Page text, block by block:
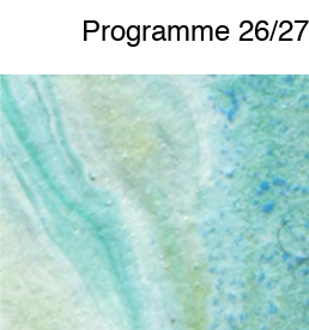
Programme 26/27